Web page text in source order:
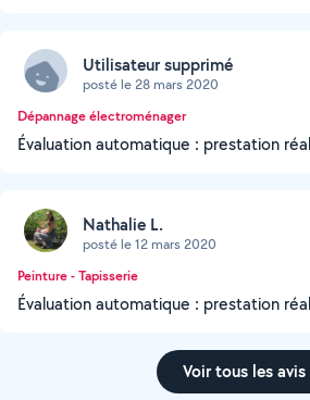
Utilisateur supprimé
posté le 28 mars 2020
Dépannage électroménager
Évaluation automatique : prestation
Nathalie L.
posté le 12 mars 2020
Peinture - Tapisserie
Évaluation automatique : prestation
Voir tous les avis